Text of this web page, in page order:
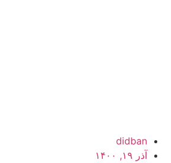
didban
آذر ۱۹, ۱۴۰۰